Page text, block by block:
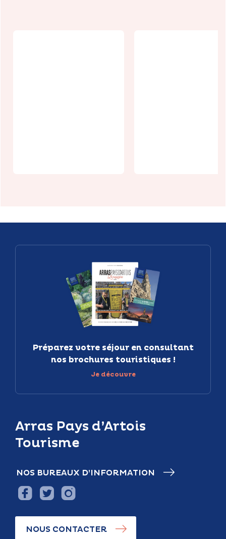
Arras Pays d’Artois
Tourisme
NOS BUREAUX D’INFORMATION
NOUS CONTACTER
Préparez votre séjour en consultant
nos brochures touristiques !
Je découvre